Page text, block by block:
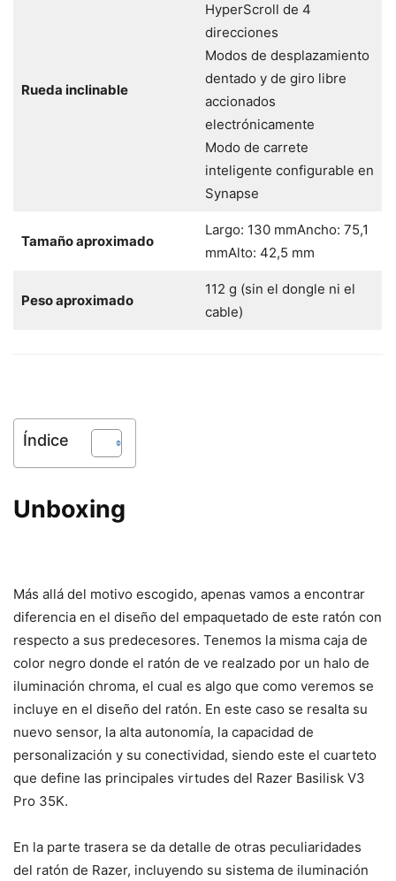
Rueda inclinable
HyperScroll de 4
direcciones
Modos de desplazamiento
dentado y de giro libre
accionados
electrónicamente
Modo de carrete
inteligente configurable en
Synapse
Tamaño aproximado
Largo: 130 mmAncho: 75,1
mmAlto: 42,5 mm
Peso aproximado
112 g (sin el dongle ni el
cable)
Índice
Unboxing
Más allá del motivo escogido, apenas vamos a encontrar
diferencia en el diseño del empaquetado de este ratón con
respecto a sus predecesores. Tenemos la misma caja de
color negro donde el ratón de ve realzado por un halo de
iluminación chroma, el cual es algo que como veremos se
incluye en el diseño del ratón. En este caso se resalta su
nuevo sensor, la alta autonomía, la capacidad de
personalización y su conectividad, siendo este el cuarteto
que define las principales virtudes del Razer Basilisk V3
Pro 35K.
En la parte trasera se da detalle de otras peculiaridades
del ratón de Razer, incluyendo su sistema de iluminación